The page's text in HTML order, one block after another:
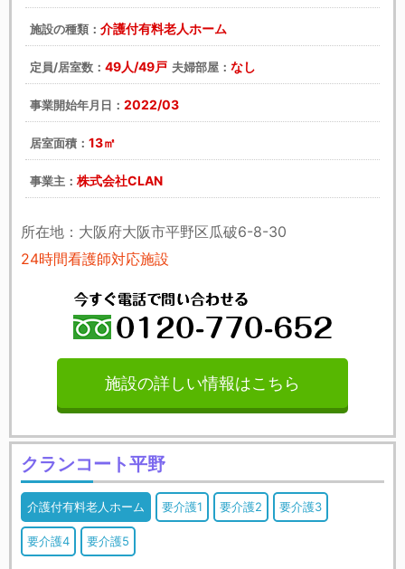
施設の種類： 介護付有料老人ホーム
定員/居室数： 49人/49戸 夫婦部屋： なし
事業開始年月日： 2022/03
居室面積： 13㎡
事業主： 株式会社CLAN
所在地：大阪府大阪市平野区瓜破6-8-30
24時間看護師対応施設
施設の詳しい情報はこちら
クランコート平野
介護付有料老人ホーム 要介護1 要介護2 要介護3
要介護4 要介護5